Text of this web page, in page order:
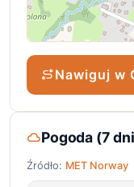
Nawiguj w
Pogoda (7
Źródło: MET Norway